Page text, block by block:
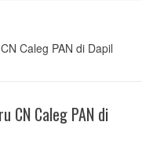
Caleg PAN di Dapil
CN Caleg PAN di